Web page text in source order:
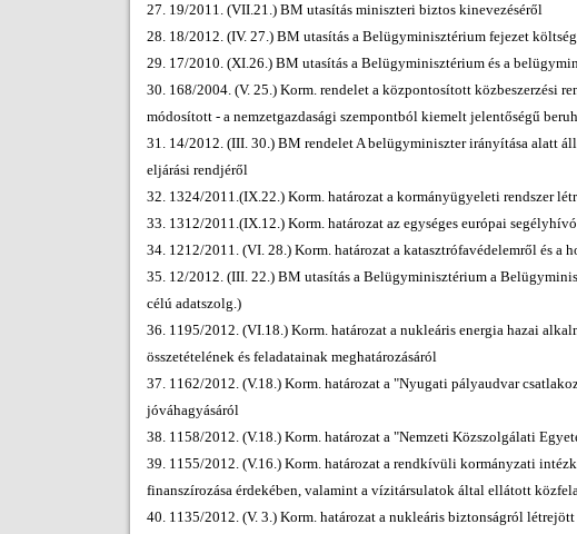
27. 19/2011. (VII.21.) BM utasítás miniszteri biztos kinevezéséről
28. 18/2012. (IV. 27.) BM utasítás a Belügyminisztérium fejezet
29. 17/2010. (XI.26.) BM utasítás a Belügyminisztérium és a
30. 168/2004. (V. 25.) Korm. rendelet a központosított közbeszerzési
módosított - a nemzetgazdasági szempontból kiemelt jelentőségű
31. 14/2012. (III. 30.) BM rendelet A belügyminiszter irányítása alatt
eljárási rendjéről
32. 1324/2011.(IX.22.) Korm. határozat a kormányügyeleti rendszer
33. 1312/2011.(IX.12.) Korm. határozat az egységes európai
34. 1212/2011. (VI. 28.) Korm. határozat a katasztrófavédelemről és
35. 12/2012. (III. 22.) BM utasítás a Belügyminisztérium a
célú adatszolg.)
36. 1195/2012. (VI.18.) Korm. határozat a nukleáris energia hazai
összetételének és feladatainak meghatározásáról
37. 1162/2012. (V.18.) Korm. határozat a "Nyugati pályaudvar
jóváhagyásáról
38. 1158/2012. (V.18.) Korm. határozat a "Nemzeti Közszolgálati
39. 1155/2012. (V.16.) Korm. határozat a rendkívüli kormányzati
finanszírozása érdekében, valamint a vízitársulatok által ellátott
40. 1135/2012. (V. 3.) Korm. határozat a nukleáris biztonságról